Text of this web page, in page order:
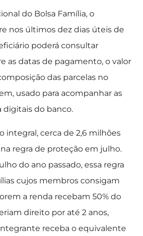
do Bolsa Família, o
nos últimos dez dias úteis de
poderá consultar
as datas de pagamento, o valor
das parcelas no
usado para acompanhar as
digitais do banco.
integral, cerca de 2,6 milhões
regra de proteção em julho.
do ano passado, essa regra
cujos membros consigam
a renda recebam 50% do
direito por até 2 anos,
receba o equivalente